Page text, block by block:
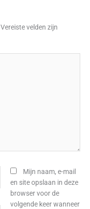
Vereiste velden zijn
Mijn naam, e-mail
en site opslaan in deze
browser voor de
volgende keer wanneer